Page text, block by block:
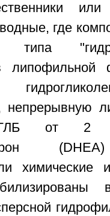
или
где
типа
непрерывную
ГЛБ от 2
химические